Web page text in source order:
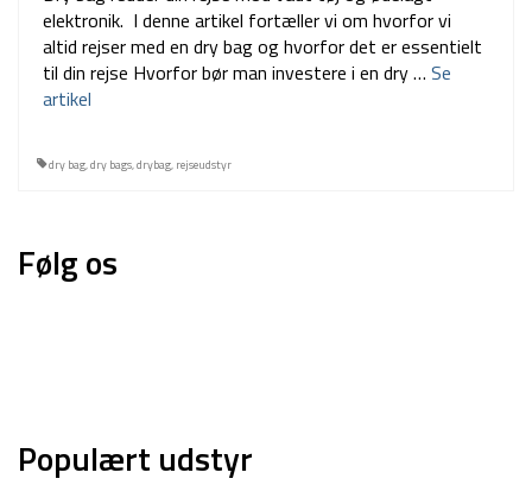
elektronik. I denne artikel fortæller vi om hvorfor vi
altid rejser med en dry bag og hvorfor det er essentielt
til din rejse Hvorfor bør man investere i en dry … Se
artikel
dry bag,dry bags,drybag, rejseudstyr
Følg os
Populært udstyr